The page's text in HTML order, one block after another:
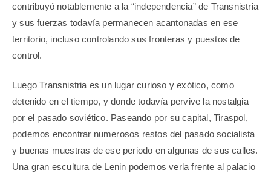
contribuyó notablemente a la “independencia” de Transnistria
y sus fuerzas todavía permanecen acantonadas en ese
territorio, incluso controlando sus fronteras y puestos de
control.
Luego Transnistria es un lugar curioso y exótico, como
detenido en el tiempo, y donde todavía pervive la nostalgia
por el pasado soviético. Paseando por su capital, Tiraspol,
podemos encontrar numerosos restos del pasado socialista
y buenas muestras de ese periodo en algunas de sus calles.
Una gran escultura de Lenin podemos verla frente al palacio